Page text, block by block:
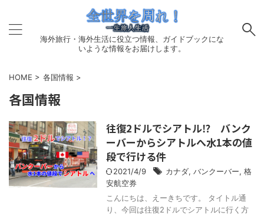
海外旅行・海外生活に役立つ情報、ガイドブックにな
いような情報をお届けします。
HOME > 各国情報 >
各国情報
往復2ドルでシアトル⁉ バンク
ーバーからシアトルへ水1本の値
段で行ける件
2021/4/9 カナダ, バンクーバー, 格
安航空券
こんにちは、えーきちです。 タイトル通
り、今回は往復2ドルでシアトルに行く方